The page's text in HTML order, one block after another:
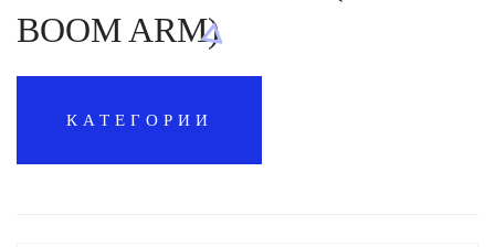
BOOM ARM)
КАТЕГОРИИ